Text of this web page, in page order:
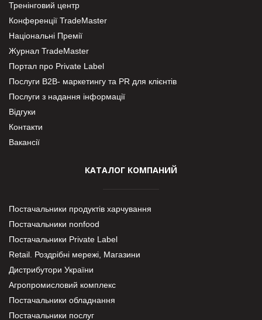
Тренінговий центр
Конференції TradeMaster
Національні Премії
Журнал TradeMaster
Портал про Private Label
Послуги В2В- маркетингу та PR для клієнтів
Послуги з надання інформації
Відгуки
Контакти
Вакансії
КАТАЛОГ КОМПАНИЙ
Постачальники продуктів харчування
Постачальники nonfood
Постачальники Private Label
Retail. Роздрібні мережі, Магазини
Дистрибутори України
Агропромисловий комплекс
Постачальники обладнання
Постачальники послуг